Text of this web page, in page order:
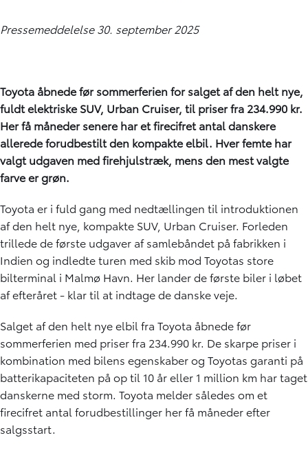
Pressemeddelelse 30. september 2025
Toyota åbnede før sommerferien for salget af den helt nye,
fuldt elektriske SUV, Urban Cruiser, til priser fra 234.990 kr.
Her få måneder senere har et firecifret antal danskere
allerede forudbestilt den kompakte elbil. Hver femte har
valgt udgaven med firehjulstræk, mens den mest valgte
farve er grøn.
Toyota er i fuld gang med nedtællingen til introduktionen
af den helt nye, kompakte SUV, Urban Cruiser. Forleden
trillede de første udgaver af samlebåndet på fabrikken i
Indien og indledte turen med skib mod Toyotas store
bilterminal i Malmø Havn. Her lander de første biler i løbet
af efteråret - klar til at indtage de danske veje.
Salget af den helt nye elbil fra Toyota åbnede før
sommerferien med priser fra 234.990 kr. De skarpe priser i
kombination med bilens egenskaber og Toyotas garanti på
batterikapaciteten på op til 10 år eller 1 million km har taget
danskerne med storm. Toyota melder således om et
firecifret antal forudbestillinger her få måneder efter
salgsstart.